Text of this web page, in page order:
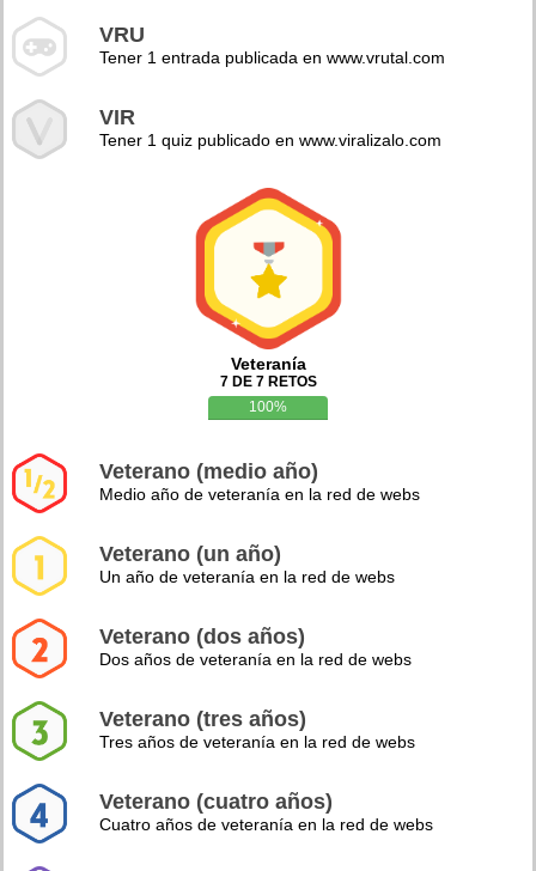
VRU
Tener 1 entrada publicada en www.vrutal.com
VIR
Tener 1 quiz publicado en www.viralizalo.com
Veteranía
7 DE 7 RETOS
100%
Veterano (medio año)
Medio año de veteranía en la red de webs
Veterano (un año)
Un año de veteranía en la red de webs
Veterano (dos años)
Dos años de veteranía en la red de webs
Veterano (tres años)
Tres años de veteranía en la red de webs
Veterano (cuatro años)
Cuatro años de veteranía en la red de webs